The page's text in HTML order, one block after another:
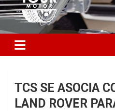
Tour Motor
Plataforma de contenido
TCS SE ASOCIA
LAND ROVER